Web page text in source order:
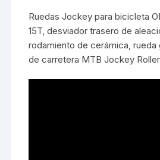
Ruedas Jockey para bicicleta
15T, desviador trasero de
rodamiento de cerámica, rueda
de carretera MTB Jockey Roller